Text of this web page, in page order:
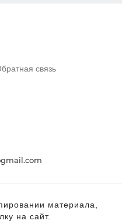
связь
материала,
на сайт.